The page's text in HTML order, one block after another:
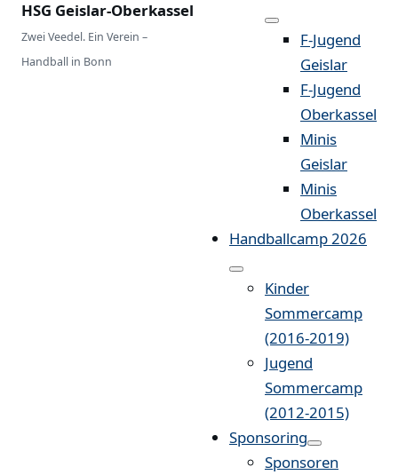
HSG Geislar-Oberkassel
Zwei Veedel. Ein Verein –
Handball in Bonn
F-Jugend
Geislar
F-Jugend
Oberkassel
Minis
Geislar
Minis
Oberkassel
Handballcamp 2026
Kinder
Sommercamp
(2016-2019)
Jugend
Sommercamp
(2012-2015)
Sponsoring
Sponsoren